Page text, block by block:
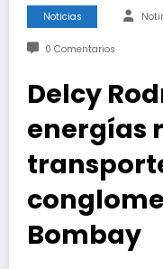
Noticias
0 Comentarios
Delcy
energías
Bombay